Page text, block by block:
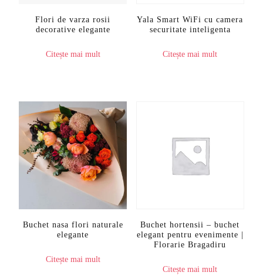
Flori de varza rosii
decorative elegante
Citește mai mult
Yala Smart WiFi cu camera
securitate inteligenta
Citește mai mult
Buchet nasa flori naturale
elegante
Citește mai mult
Buchet hortensii – buchet
elegant pentru evenimente |
Florarie Bragadiru
Citește mai mult